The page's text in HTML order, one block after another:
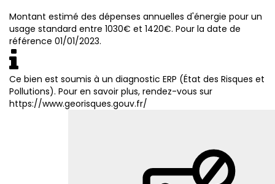
Montant estimé des dépenses annuelles d'énergie pour un
usage standard entre 1030€ et 1420€. Pour la date de
référence 01/01/2023.
Ce bien est soumis à un diagnostic ERP (État des Risques et
Pollutions). Pour en savoir plus, rendez-vous sur
https://www.georisques.gouv.fr/